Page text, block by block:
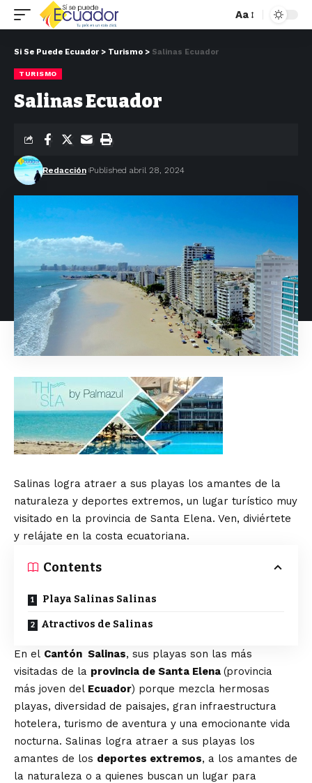
Aa
Si Se Puede Ecuador > Turismo > Salinas Ecuador
TURISMO
Salinas Ecuador
Redacción Published abril 28, 2024
Salinas logra atraer a sus playas los amantes de la
naturaleza y deportes extremos, un lugar turístico muy
visitado en la provincia de Santa Elena. Ven, diviértete
y relájate en la costa ecuatoriana.
Contents
Playa Salinas Salinas
Atractivos de Salinas
En el Cantón Salinas, sus playas son las más
visitadas de la provincia de Santa Elena (provincia
más joven del Ecuador) porque mezcla hermosas
playas, diversidad de paisajes, gran infraestructura
hotelera, turismo de aventura y una emocionante vida
nocturna. Salinas logra atraer a sus playas los
amantes de los deportes extremos, a los amantes de
la naturaleza o a quienes buscan un lugar para